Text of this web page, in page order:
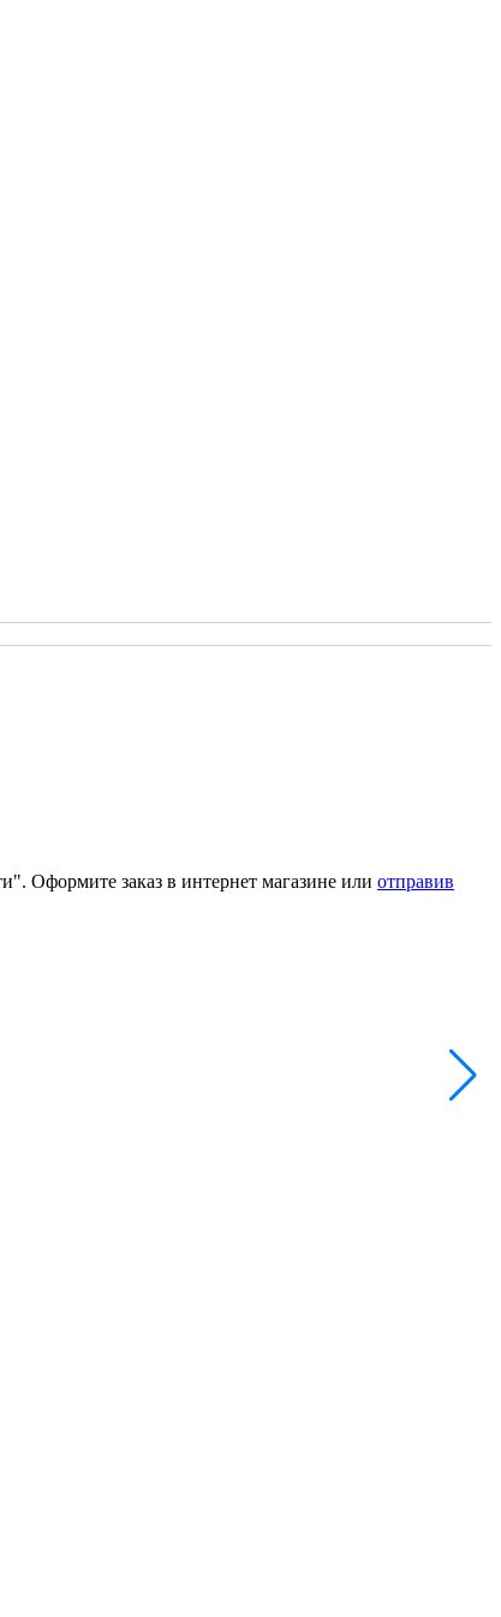
Оформите заказ в интернет магазине или отправив